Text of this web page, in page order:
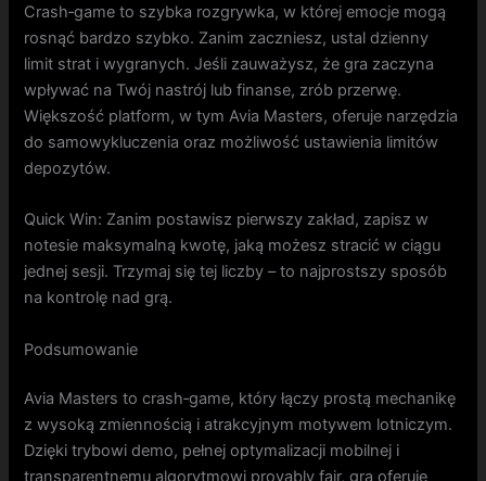
Crash‑game to szybka rozgrywka, w której emocje mogą
rosnąć bardzo szybko. Zanim zaczniesz, ustal dzienny
limit strat i wygranych. Jeśli zauważysz, że gra zaczyna
wpływać na Twój nastrój lub finanse, zrób przerwę.
Większość platform, w tym Avia Masters, oferuje narzędzia
do samowykluczenia oraz możliwość ustawienia limitów
depozytów.
Quick Win: Zanim postawisz pierwszy zakład, zapisz w
notesie maksymalną kwotę, jaką możesz stracić w ciągu
jednej sesji. Trzymaj się tej liczby – to najprostszy sposób
na kontrolę nad grą.
Podsumowanie
Avia Masters to crash‑game, który łączy prostą mechanikę
z wysoką zmiennością i atrakcyjnym motywem lotniczym.
Dzięki trybowi demo, pełnej optymalizacji mobilnej i